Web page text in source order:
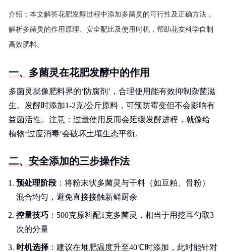
介绍： 本文解答花肥发酵过程中添加多菌灵的可行性及正确方法，
解析多菌灵的作用原理、安全配比及使用时机，帮助花友科学自制
高效肥料。
一、多菌灵在花肥发酵中的作用
多菌灵就像肥料界的‘防腐剂’，合理使用能有效抑制杂菌滋
生。发酵时添加1-2克/公斤原料，可预防霉变但不会影响有
益菌活性。注意：过量使用反而会延缓发酵进程，就像给
植物‘过度消毒’会破坏土壤生态平衡。
二、安全添加的三步操作法
预处理阶段 ：将粉末状多菌灵与干料（如豆粕、骨粉）
混合均匀，避免直接接触新鲜厨余
控量技巧 ：500克原料配1克多菌灵，相当于用挖耳勺取3
次的分量
时机选择 ：建议在堆肥温度升至40℃时添加，此时能针对